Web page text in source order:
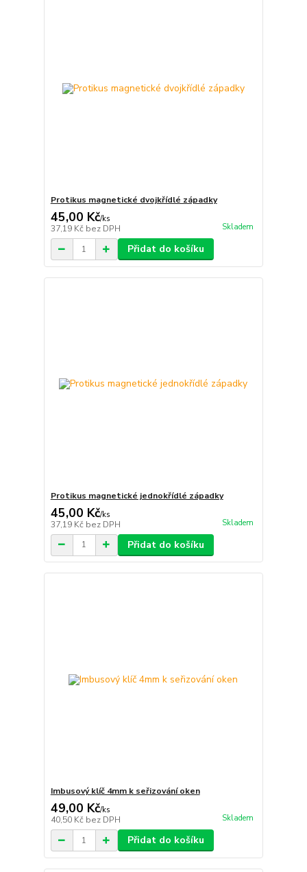
Protikus magnetické dvojkřídlé západky
45,00 Kč/ks
37,19 Kč bez DPH Skladem
Přidat do košíku
Protikus magnetické jednokřídlé západky
45,00 Kč/ks
37,19 Kč bez DPH Skladem
Přidat do košíku
Imbusový klíč 4mm k seřizování oken
49,00 Kč/ks
40,50 Kč bez DPH Skladem
Přidat do košíku